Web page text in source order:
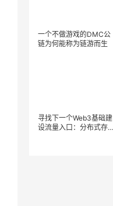
一个不做游戏的DMC公
链为何能称为链游而生
寻找下一个Web3基础建
设流量入口：分布式存